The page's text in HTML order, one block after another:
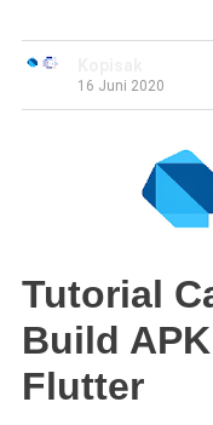
16 Juni 2020
Tutorial
Build
Flutter